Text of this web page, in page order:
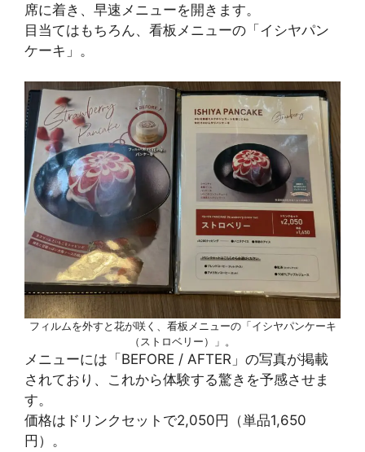
席に着き、早速メニューを開きます。
目当てはもちろん、看板メニューの「イシヤパン
ケーキ」。
フィルムを外すと花が咲く、看板メニューの「イシヤパンケーキ
（ストロベリー）」。
メニューには「BEFORE / AFTER」の写真が掲載
されており、これから体験する驚きを予感させま
す。
価格はドリンクセットで2,050円（単品1,650
円）。